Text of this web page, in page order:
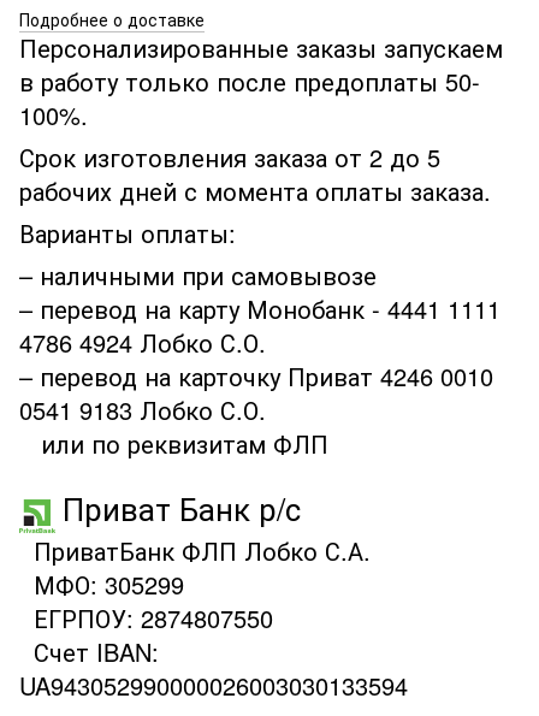
Подробнее о доставке
Персонализированные заказы запускаем
в работу только после предоплаты 50-
100%.
Срок изготовления заказа от 2 до 5
рабочих дней с момента оплаты заказа.
Варианты оплаты:
– наличными при самовывозе
– перевод на карту Монобанк - 4441 1111
4786 4924 Лобко С.О.
– перевод на карточку Приват 4246 0010
0541 9183 Лобко С.О.
или по реквизитам ФЛП
Приват Банк р/с
ПриватБанк ФЛП Лобко С.А.
МФО: 305299
ЕГРПОУ: 2874807550
Счет IBAN:
UA943052990000026003030133594